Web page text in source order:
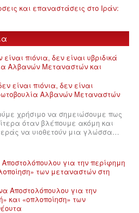
πιόνια, δεν είναι υβριδικά
Αλβανών Μεταναστών και
χρήσιμο να σημειώσουμε πως
όταν βλέπουμε ακόμη και
να υιοθετούν μια γλώσσα…
για την περίφημη
των μεταναστών στη